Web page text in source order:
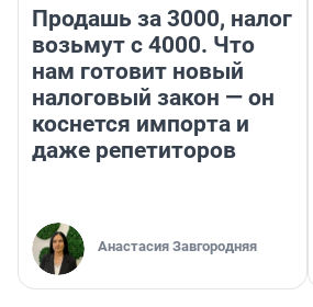
Продашь за 3000, налог
возьмут с 4000. Что
нам готовит новый
налоговый закон — он
коснется импорта и
даже репетиторов
Анастасия Завгородняя